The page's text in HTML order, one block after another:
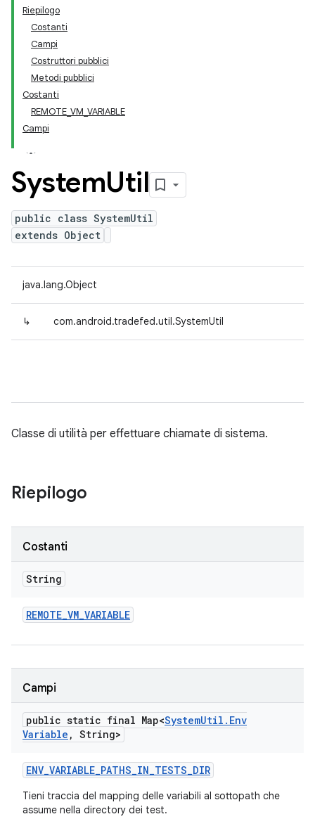
Riepilogo
Costanti
Campi
Costruttori pubblici
Metodi pubblici
Costanti
REMOTE_VM_VARIABLE
Campi
SystemUtil
public class SystemUtil
extends Object
java.lang.Object
↳ com.android.tradefed.util.SystemUtil
Classe di utilità per effettuare chiamate di sistema.
Riepilogo
Costanti
String
REMOTE_VM_VARIABLE
Campi
public static final Map<SystemUtil . Env
Variable , String>
ENV_VARIABLE_PATHS_IN_TESTS_DIR
Tieni traccia del mapping delle variabili al sottopath che
assume nella directory dei test.